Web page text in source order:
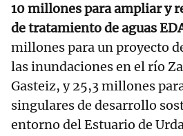
10 millones para ampliar y
de tratamiento de aguas
millones para un proyecto
las inundaciones en el río
Gasteiz, y 25,3 millones
singulares de desarrollo
entorno del Estuario de